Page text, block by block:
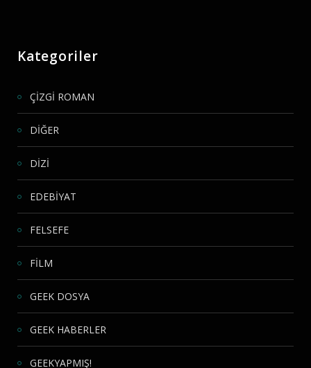
Kategoriler
ÇİZGİ ROMAN
DİĞER
DİZİ
EDEBİYAT
FELSEFE
FİLM
GEEK DOSYA
GEEK HABERLER
GEEKYAPMIŞ!